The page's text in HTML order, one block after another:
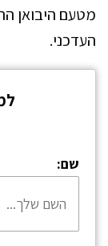
מטעם היבואן
העדכני.
שם: